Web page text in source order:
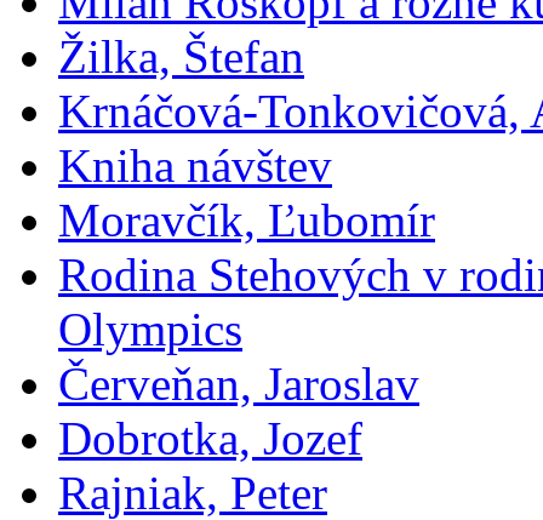
Žilka, Štefan
Krnáčová-Tonkovičová,
Kniha návštev
Moravčík, Ľubomír
Rodina Stehových v
Olympics
Červeňan, Jaroslav
Dobrotka, Jozef
Rajniak, Peter